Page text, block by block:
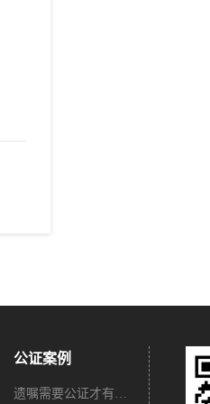
公证案例
遗嘱需要公证才有法律效力吗？